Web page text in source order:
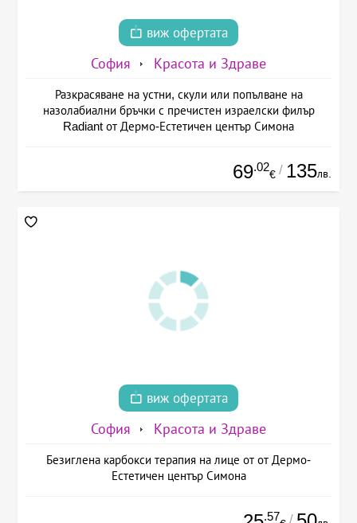
виж офертата
София Красота и Здраве
Разкрасяване на устни, скули или попълване на
назолабиални бръчки с пречистен израелски филър
Radiant от Дермо-Естетичен център Симона
69.02
€ / 135лв.
виж офертата
София Красота и Здраве
Безиглена карбокси терапия на лице от от Дермо-
Естетичен център Симона
.57 /